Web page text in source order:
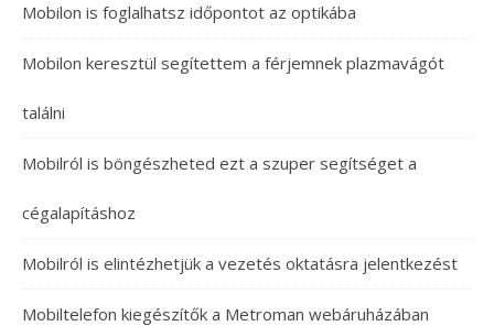
Mobilon is foglalhatsz időpontot az optikába
Mobilon keresztül segítettem a férjemnek plazmavágót
találni
Mobilról is böngészheted ezt a szuper segítséget a
cégalapításhoz
Mobilról is elintézhetjük a vezetés oktatásra jelentkezést
Mobiltelefon kiegészítők a Metroman webáruházában